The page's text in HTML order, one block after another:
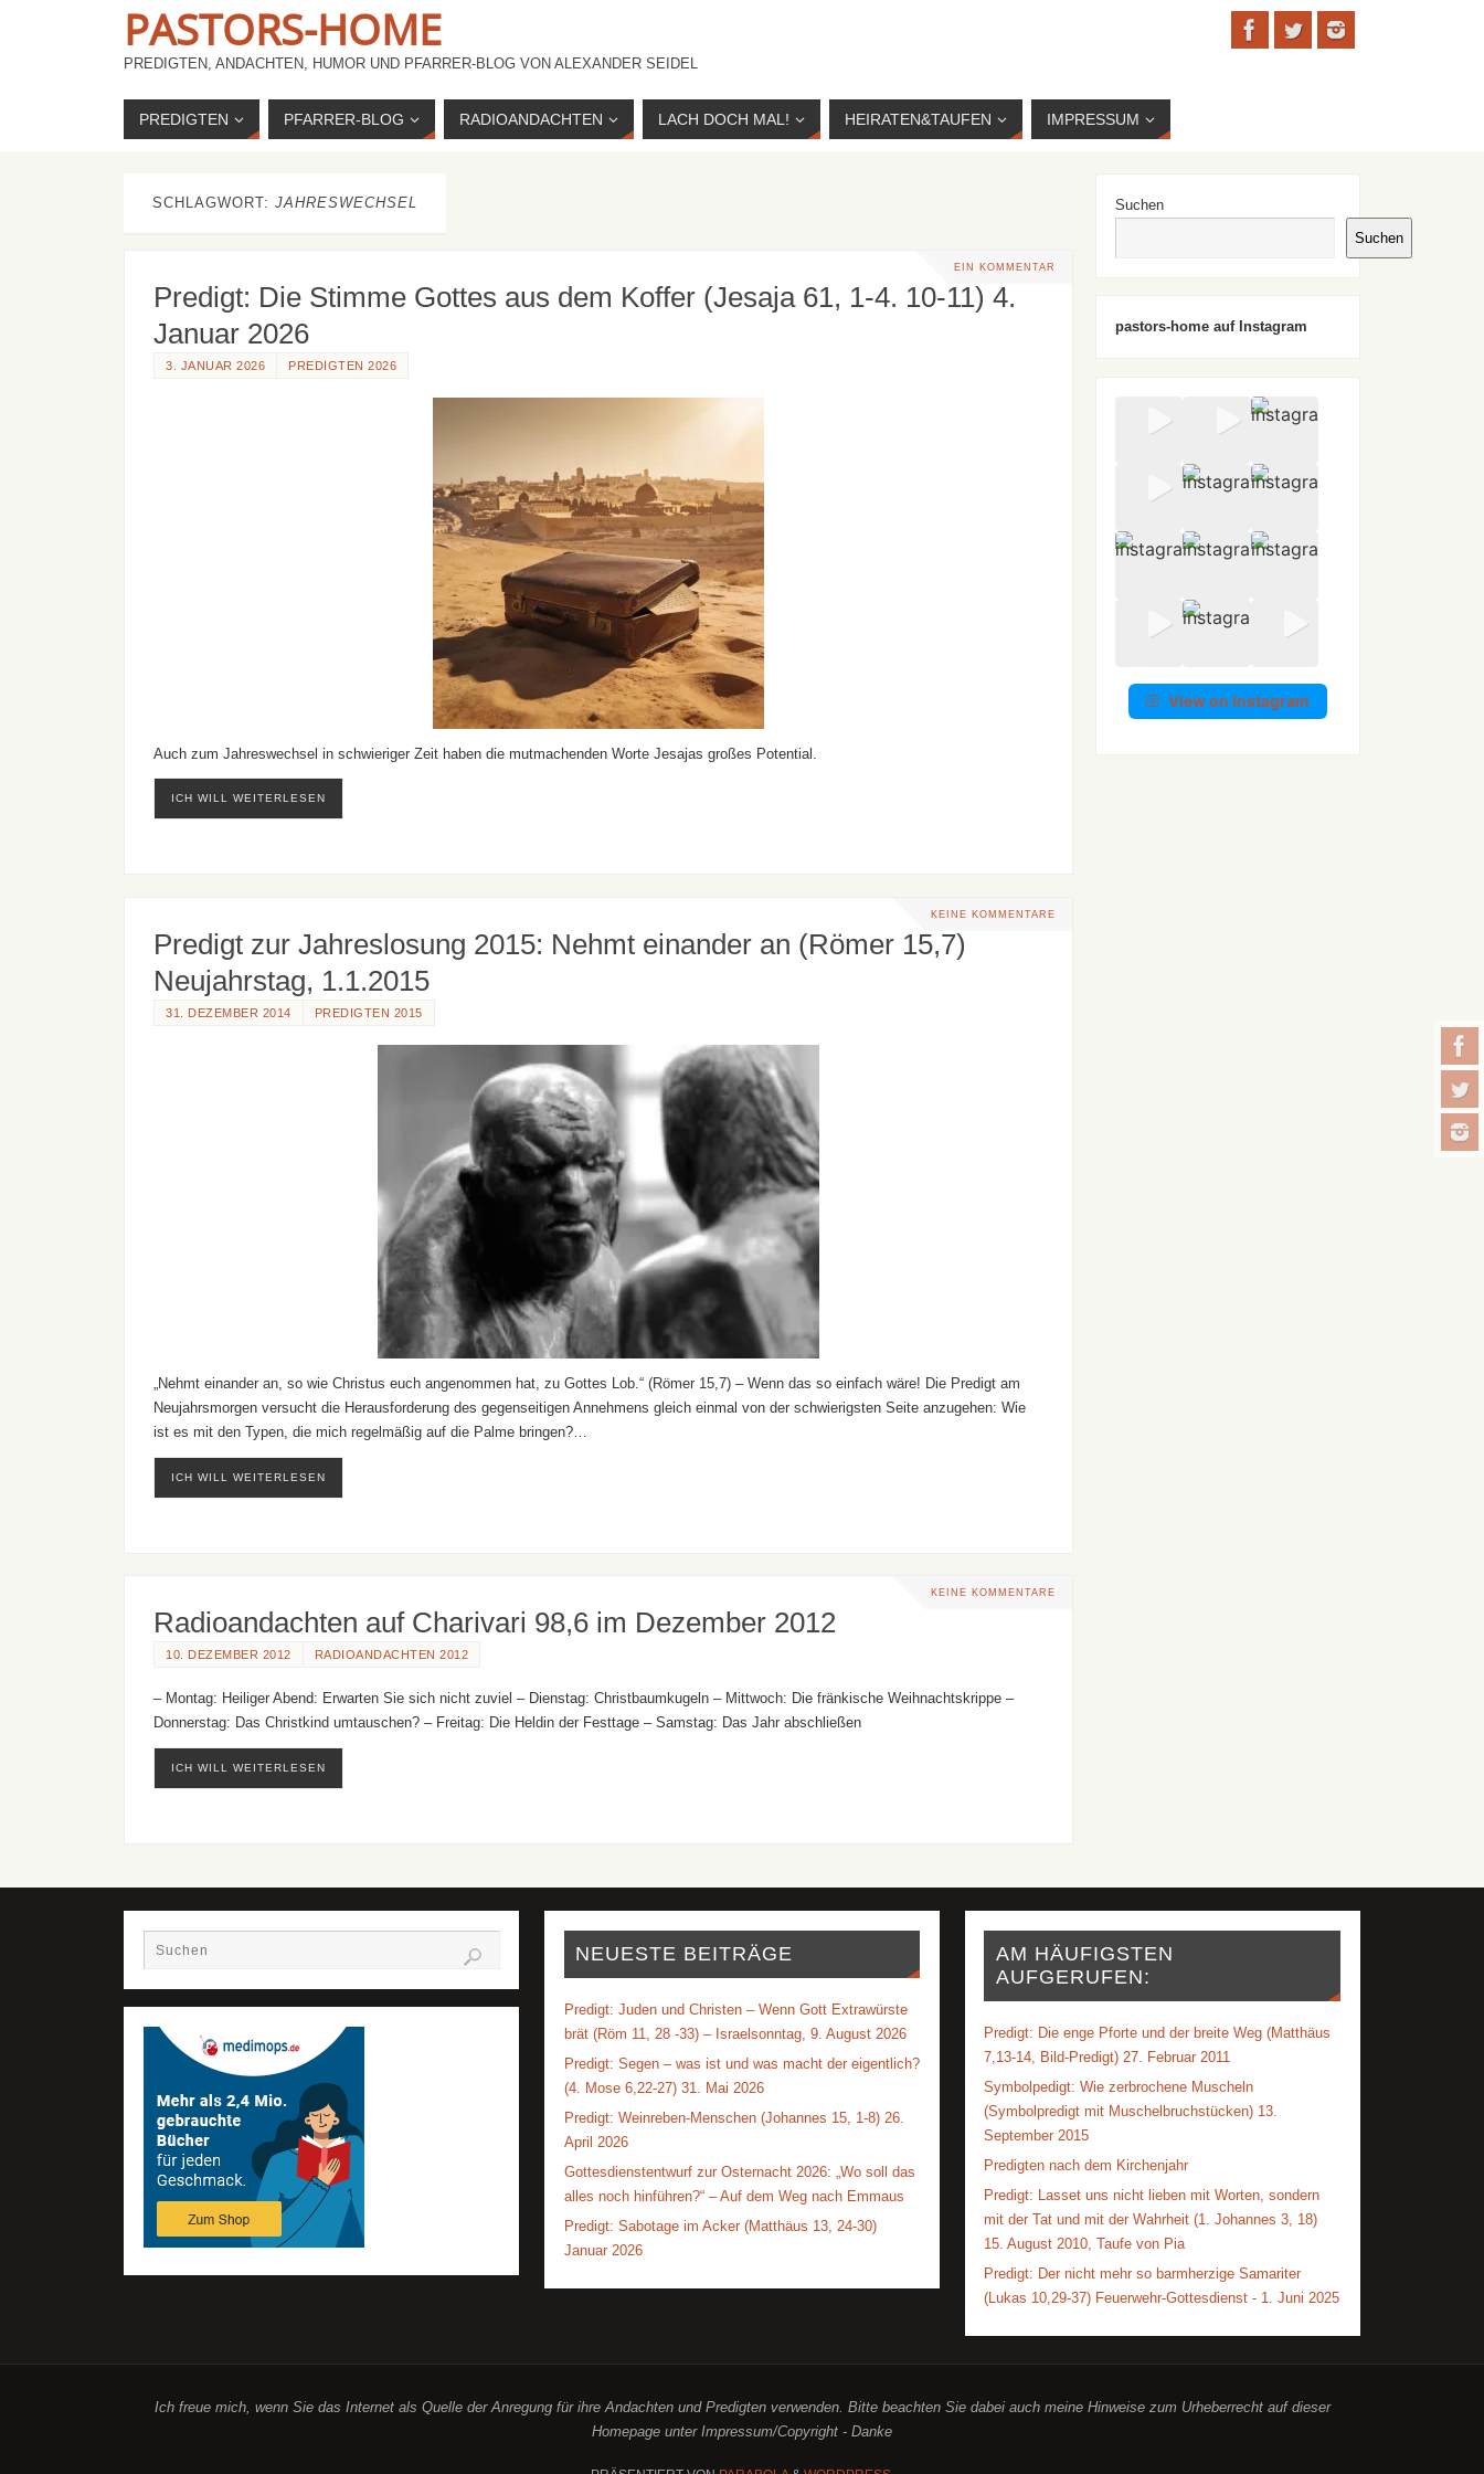
PASTORS-HOME
PREDIGTEN, ANDACHTEN, HUMOR UND PFARRER-BLOG VON ALEXANDER SEIDEL
PREDIGTEN PFARRER-BLOG RADIOANDACHTEN LACH DOCH MAL! HEIRATEN&TAUFEN IMPRESSUM
SCHLAGWORT: JAHRESWECHSEL
EIN KOMMENTAR
Predigt: Die Stimme Gottes aus dem Koffer (Jesaja 61, 1-4. 10-11) 4.
Januar 2026
3. JANUAR 2026 PREDIGTEN 2026
Auch zum Jahreswechsel in schwieriger Zeit haben die mutmachenden Worte Jesajas großes Potential.
ICH WILL WEITERLESEN
KEINE KOMMENTARE
Predigt zur Jahreslosung 2015: Nehmt einander an (Römer 15,7)
Neujahrstag, 1.1.2015
31. DEZEMBER 2014 PREDIGTEN 2015
„Nehmt einander an, so wie Christus euch angenommen hat, zu Gottes Lob.“ (Römer 15,7) – Wenn das so einfach wäre! Die Predigt am
Neujahrsmorgen versucht die Herausforderung des gegenseitigen Annehmens gleich einmal von der schwierigsten Seite anzugehen: Wie
ist es mit den Typen, die mich regelmäßig auf die Palme bringen?…
ICH WILL WEITERLESEN
KEINE KOMMENTARE
Radioandachten auf Charivari 98,6 im Dezember 2012
10. DEZEMBER 2012 RADIOANDACHTEN 2012
– Montag: Heiliger Abend: Erwarten Sie sich nicht zuviel – Dienstag: Christbaumkugeln – Mittwoch: Die fränkische Weihnachtskrippe –
Donnerstag: Das Christkind umtauschen? – Freitag: Die Heldin der Festtage – Samstag: Das Jahr abschließen
ICH WILL WEITERLESEN
Suchen
Suchen
pastors-home auf Instagram
View on Instagram
NEUESTE BEITRÄGE
Predigt: Juden und Christen – Wenn Gott Extrawürste
brät (Röm 11, 28 -33) – Israelsonntag, 9. August 2026
Predigt: Segen – was ist und was macht der eigentlich?
(4. Mose 6,22-27) 31. Mai 2026
Predigt: Weinreben-Menschen (Johannes 15, 1-8) 26.
April 2026
Gottesdienstentwurf zur Osternacht 2026: „Wo soll das
alles noch hinführen?“ – Auf dem Weg nach Emmaus
Predigt: Sabotage im Acker (Matthäus 13, 24-30)
Januar 2026
AM HÄUFIGSTEN
AUFGERUFEN:
Predigt: Die enge Pforte und der breite Weg (Matthäus
7,13-14, Bild-Predigt) 27. Februar 2011
Symbolpedigt: Wie zerbrochene Muscheln
(Symbolpredigt mit Muschelbruchstücken) 13.
September 2015
Predigten nach dem Kirchenjahr
Predigt: Lasset uns nicht lieben mit Worten, sondern
mit der Tat und mit der Wahrheit (1. Johannes 3, 18)
15. August 2010, Taufe von Pia
Predigt: Der nicht mehr so barmherzige Samariter
(Lukas 10,29-37) Feuerwehr-Gottesdienst - 1. Juni 2025
Ich freue mich, wenn Sie das Internet als Quelle der Anregung für ihre Andachten und Predigten verwenden. Bitte beachten Sie dabei auch meine Hinweise zum Urheberrecht auf dieser
Homepage unter Impressum/Copyright - Danke